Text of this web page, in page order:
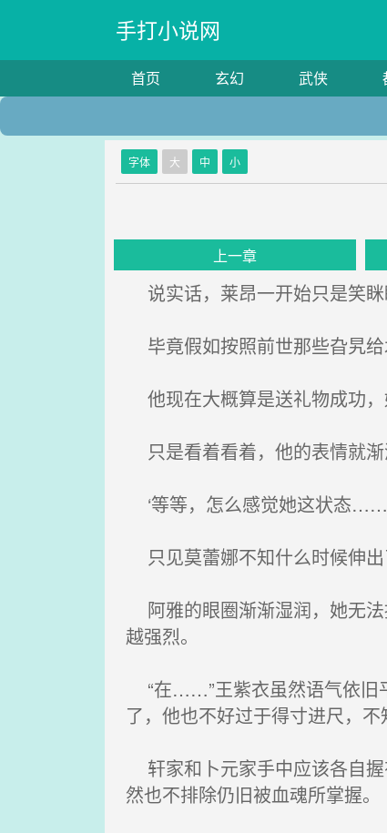
手打小说网
首页 玄幻 武侠
字体 大 中 小
上一章
说实话，莱昂一开始只是笑眯
毕竟假如按照前世那些旮旯给
他现在大概算是送礼物成功，
只是看着看着，他的表情就渐
‘等等，怎么感觉她这状态……
只见莫蕾娜不知什么时候伸
阿雅的眼圈渐渐湿润，她无
越强烈。
“在……”王紫衣虽然语气依旧
了，他也不好过于得寸进尺，不
轩家和卜元家手中应该各自
然也不排除仍旧被血魂所掌握。